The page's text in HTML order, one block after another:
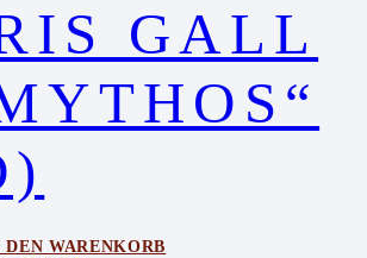
GALL
DEN WARENKORB